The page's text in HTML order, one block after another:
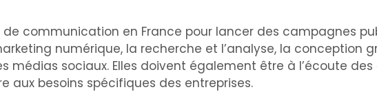
de communication en France pour lancer des campagnes
numérique, la recherche et l’analyse, la conception
médias sociaux. Elles doivent également être à l’écoute
aux besoins spécifiques des entreprises.